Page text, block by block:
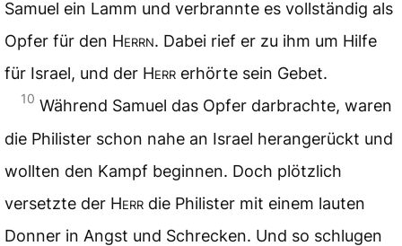
Samuel ein Lamm und verbrannte es vollständig als
Opfer für den Herrn. Dabei rief er zu ihm um Hilfe
für Israel, und der Herr erhörte sein Gebet.
10 Während Samuel das Opfer darbrachte, waren
die Philister schon nahe an Israel herangerückt und
wollten den Kampf beginnen. Doch plötzlich
versetzte der Herr die Philister mit einem lauten
Donner in Angst und Schrecken. Und so schlugen